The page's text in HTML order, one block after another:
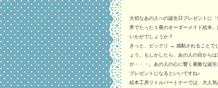
大切なあの人への誕生日プレゼントに「
界でたった１冊のオーダーメイド絵本」
いかがでしょうか？
きっと、ビックリ → 感動されることでし
ょう。もしかしたら、あの人の目からは
が・・・。あの人の心に響く素敵な誕生
プレゼントになるといいですね♪
絵本工房リトルパートナーでは、大人気